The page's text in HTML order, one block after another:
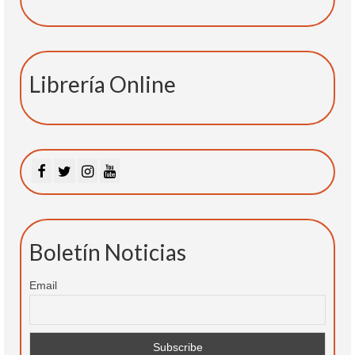
Librería Online
Boletín Noticias
Email